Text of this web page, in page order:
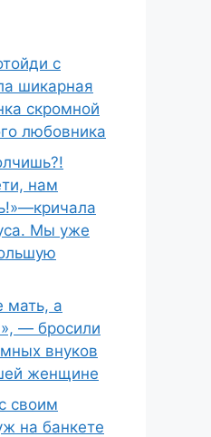
с
шикарная
скромной
любовника
нам
Мы уже
мать, а
— бросили
внуков
женщине
своим
на банкете